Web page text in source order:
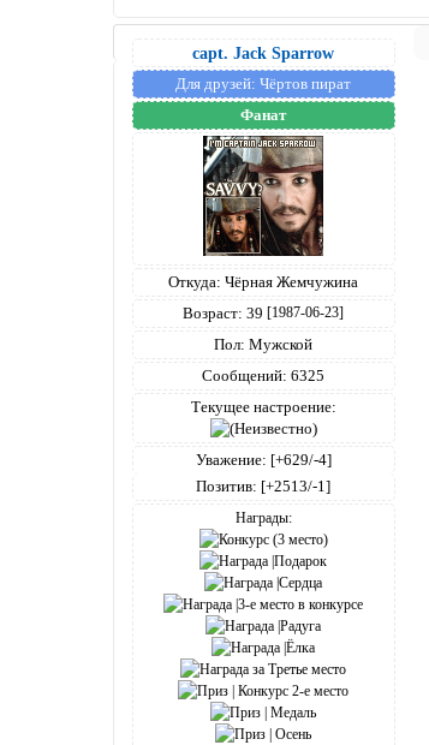
capt. Jack Sparrow
Для друзей: Чёртов пират
Фанат
Откуда: Чёрная Жемчужина
Возраст: 39 [1987-06-23]
Пол: Мужской
Сообщений: 6325
Текущее настроение:
Уважение: [+629/-4]
Позитив: [+2513/-1]
Награды: